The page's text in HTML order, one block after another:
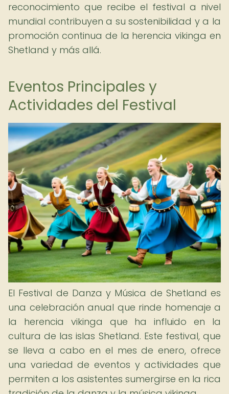
reconocimiento que recibe el festival a nivel
mundial contribuyen a su sostenibilidad y a la
promoción continua de la herencia vikinga en
Shetland y más allá.
Eventos Principales y
Actividades del Festival
El Festival de Danza y Música de Shetland es
una celebración anual que rinde homenaje a
la herencia vikinga que ha influido en la
cultura de las islas Shetland. Este festival, que
se lleva a cabo en el mes de enero, ofrece
una variedad de eventos y actividades que
permiten a los asistentes sumergirse en la rica